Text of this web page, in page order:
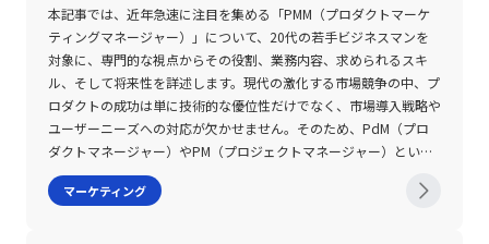
直接的にその需要を減少させるのみならず、ソフトウェアの需要に
も影響を与え、双方の需要が連動する構造が形成される。さらに、
補完財にも完全補完財と粗補完財が存在する。完全補完財の場合、
両方の財が特定の比率で消費されなければ効用が最大化されず、代
表的な例として左右ペアの靴が挙げられる。完全補完財の無差別曲
線はL字型（レオンチェフ型）となり、代替効果はほとんど発生せ
ず、価格変動により現れるのは主に所得効果である。一方、粗補完
財の場合は必ずしも一定比率で消費される必要はなく、代替効果と
所得効果の両方が見られるが、その相対比率は完璧な補完関係と比
イン市場という物理的な在庫や陳列スペースが制約とならない環境
においては、ニッチな需要にこそビジネスチャンスが潜んでいると
指摘され、全商品アイテムの中で、人気商品以外の残りの商品が合
計すると大きな売上を構成する現象が観察されています。 実際
に、人気商品が販売の一極を占めるブロックバスター戦略に対し
て、ロングテール戦略は、広範な商品の取り扱いを行うことで、突
発的な需要の変動や一過性のブームの影響を受けにくい安定した売
上構成を実現します。アメリカのWired誌編集長であるクリス・ア
ンダーソンがこの現象に着目し、「ロングテール」と命名した背景
本記事では、近年急速に注目を集める「PMM（プロダクトマーケ
ティングマネージャー）」について、20代の若手ビジネスマンを
対象に、専門的な視点からその役割、業務内容、求められるスキ
ル、そして将来性を詳述します。現代の激化する市場競争の中、プ
ロダクトの成功は単に技術的な優位性だけでなく、市場導入戦略や
ユーザーニーズへの対応が欠かせません。そのため、PdM（プロ
ダクトマネージャー）やPM（プロジェクトマネージャー）といっ
た関連する職種と比較し、PMMはビジネス部門の取りまとめや市
場アプローチに特化した存在として、企業の成長に大きく寄与して
マーケティング